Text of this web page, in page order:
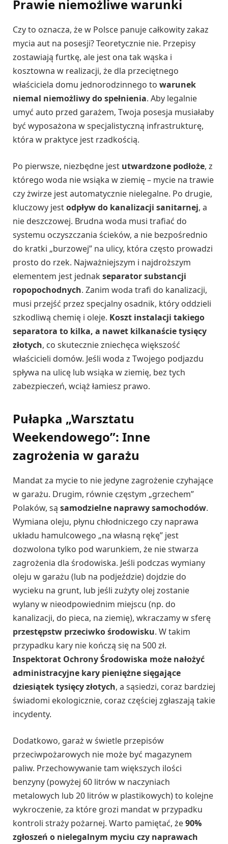
Prawie niemożliwe warunki
Czy to oznacza, że w Polsce panuje całkowity zakaz
mycia aut na posesji? Teoretycznie nie. Przepisy
zostawiają furtkę, ale jest ona tak wąska i
kosztowna w realizacji, że dla przeciętnego
właściciela domu jednorodzinnego to warunek
niemal niemożliwy do spełnienia. Aby legalnie
umyć auto przed garażem, Twoja posesja musiałaby
być wyposażona w specjalistyczną infrastrukturę,
która w praktyce jest rzadkością.
Po pierwsze, niezbędne jest utwardzone podłoże, z
którego woda nie wsiąka w ziemię – mycie na trawie
czy żwirze jest automatycznie nielegalne. Po drugie,
kluczowy jestodpływ do kanalizacji sanitarnej, a
nie deszczowej. Brudna woda musi trafiać do
systemu oczyszczania ścieków, a nie bezpośrednio
do kratki „burzowej” na ulicy, która często prowadzi
prosto do rzek. Najważniejszym i najdroższym
elementem jest jednakseparator substancji
ropopochodnych. Zanim woda trafi do kanalizacji,
musi przejść przez specjalny osadnik, który oddzieli
szkodliwą chemię i oleje. Koszt instalacji takiego
separatora to kilka, a nawet kilkanaście tysięcy
złotych, co skutecznie zniechęca większość
właścicieli domów. Jeśli woda z Twojego podjazdu
spływa na ulicę lub wsiąka w ziemię, bez tych
zabezpieczeń, wciąż łamiesz prawo.
Pułapka „Warsztatu
Weekendowego”: Inne
zagrożenia w garażu
Mandat za mycie to nie jedyne zagrożenie czyhające
w garażu. Drugim, równie częstym „grzechem”
Polaków, są samodzielne naprawy samochodów.
Wymiana oleju, płynu chłodniczego czy naprawa
układu hamulcowego „na własną rękę” jest
dozwolona tylko pod warunkiem, że nie stwarza
zagrożenia dla środowiska. Jeśli podczas wymiany
oleju w garażu (lub na podjeździe) dojdzie do
wycieku na grunt, lub jeśli zużyty olej zostanie
wylany w nieodpowiednim miejscu (np. do
kanalizacji, do pieca, na ziemię), wkraczamy w sferę
przestępstw przeciwko środowisku. W takim
przypadku kary nie kończą się na 500 zł.
Inspektorat Ochrony Środowiska może nałożyć
administracyjne kary pieniężne sięgające
dziesiątek tysięcy złotych, a sąsiedzi, coraz bardziej
świadomi ekologicznie, coraz częściej zgłaszają takie
incydenty.
Dodatkowo, garaż w świetle przepisów
przeciwpożarowych nie może być magazynem
paliw. Przechowywanie tam większych ilości
benzyny (powyżej 60 litrów w naczyniach
metalowych lub 20 litrów w plastikowych) to kolejne
wykroczenie, za które grozi mandat w przypadku
kontroli straży pożarnej. Warto pamiętać, że90%
zgłoszeń o nielegalnym myciu czy naprawach